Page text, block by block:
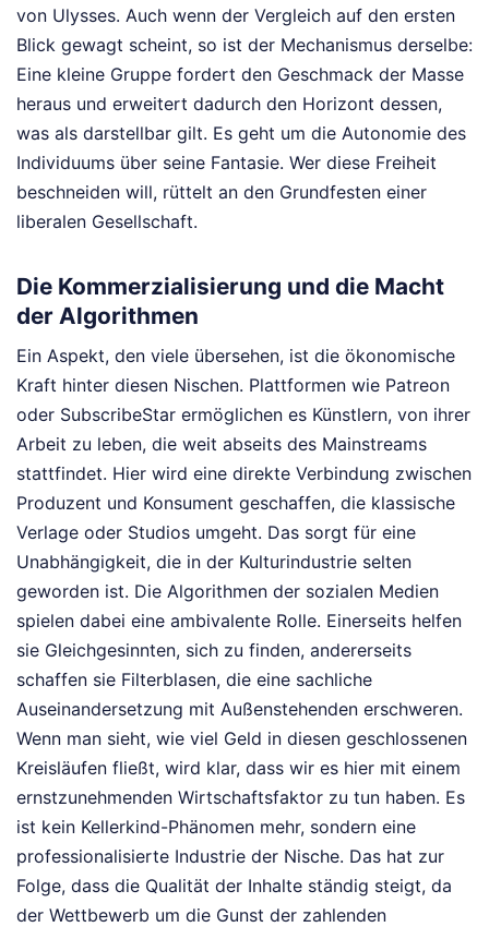
von Ulysses. Auch wenn der Vergleich auf den ersten
Blick gewagt scheint, so ist der Mechanismus derselbe:
Eine kleine Gruppe fordert den Geschmack der Masse
heraus und erweitert dadurch den Horizont dessen,
was als darstellbar gilt. Es geht um die Autonomie des
Individuums über seine Fantasie. Wer diese Freiheit
beschneiden will, rüttelt an den Grundfesten einer
liberalen Gesellschaft.
Die Kommerzialisierung und die Macht
der Algorithmen
Ein Aspekt, den viele übersehen, ist die ökonomische
Kraft hinter diesen Nischen. Plattformen wie Patreon
oder SubscribeStar ermöglichen es Künstlern, von ihrer
Arbeit zu leben, die weit abseits des Mainstreams
stattfindet. Hier wird eine direkte Verbindung zwischen
Produzent und Konsument geschaffen, die klassische
Verlage oder Studios umgeht. Das sorgt für eine
Unabhängigkeit, die in der Kulturindustrie selten
geworden ist. Die Algorithmen der sozialen Medien
spielen dabei eine ambivalente Rolle. Einerseits helfen
sie Gleichgesinnten, sich zu finden, andererseits
schaffen sie Filterblasen, die eine sachliche
Auseinandersetzung mit Außenstehenden erschweren.
Wenn man sieht, wie viel Geld in diesen geschlossenen
Kreisläufen fließt, wird klar, dass wir es hier mit einem
ernstzunehmenden Wirtschaftsfaktor zu tun haben. Es
ist kein Kellerkind-Phänomen mehr, sondern eine
professionalisierte Industrie der Nische. Das hat zur
Folge, dass die Qualität der Inhalte ständig steigt, da
der Wettbewerb um die Gunst der zahlenden